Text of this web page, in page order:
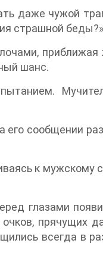
даже чужой
страшной беды?»
приближая
шанс.
его сообщении
к мужскому
глазами
прячущих
всегда в